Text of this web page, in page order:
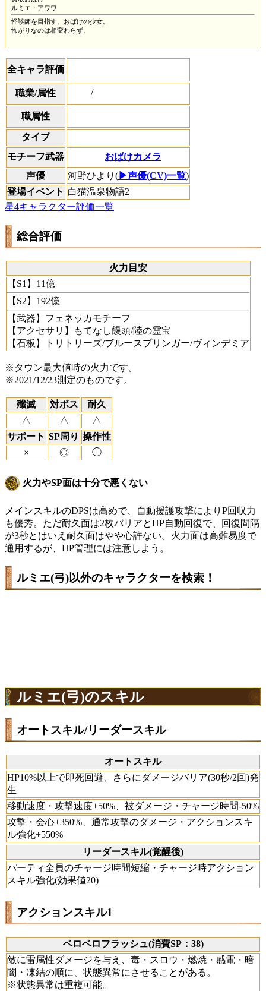
ルミエ・アワワ
怪談師を目指す、おばけの少女。
怖がりなのは相変わらず。
全キャラ評価
職業/属性 /
職属性
タイプ
モチーフ武器
おばけカメラ
声優
河野ひより( ▶声優(CV)一覧)
登場イベント 白猫温泉物語2
星4キャラクター評価一覧
総合評価
火力目安
【S1】11億
【S2】192億
【武器】フェネッカモチーフ
【アクセサリ】もてなし饅頭/陸の霊宝
【石板】トリトリーズ/ブルースプリンガー/ヴィンデミア
※タウン最大値時の火力です。
※2021/12/23測定のものです。
殲滅 対ボス
耐久
△
△
△
サポート SP周り 操作性
×
◎ ◯
火力やSP面は十分で悪くない
メインスキルのDPSは高めで、自動援護攻撃によりP回収力
も優秀。ただ耐久面は2枚バリアとHP自動回復で、回復間隔
が3秒とはいえ耐久面はやや心許ない。火力面は高難易度で
通用するが、HP管理には注意しよう。
ルミエ(弓)以外のキャラクターを検索！
ルミエ(弓)のスキル
オートスキル/リーダースキル
オートスキル
HP10%以上で即死回避、さらにダメージバリア(30秒/2回)発
生
移動速度・攻撃速度+50%、被ダメージ・チャージ時間-50%
攻撃・会心+350%、通常攻撃のダメージ・アクションスキ
ル強化+550%
リーダースキル(覚醒後)
パーティ全員のチャージ時間短縮・チャージ時アクション
スキル強化(効果値20)
アクションスキル1
ベロベロフラッシュ(消費SP：38)
敵に雷属性ダメージを与え、毒・スロウ・燃焼・感電・暗
闇・凍結の順に、状態異常にさせることがある。
※状態異常は重複可能。